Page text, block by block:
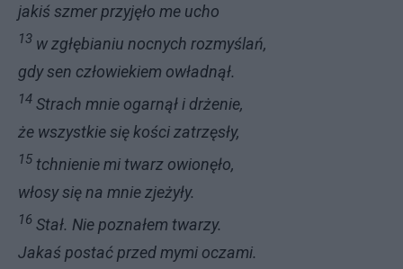
jakiś szmer przyjęło me ucho
13 w zgłębianiu nocnych rozmyślań,
gdy sen człowiekiem owładnął.
14 Strach mnie ogarnął i drżenie,
że wszystkie się kości zatrzęsły,
15 tchnienie mi twarz owionęło,
włosy się na mnie zjeżyły.
16 Stał. Nie poznałem twarzy.
Jakaś postać przed mymi oczami.